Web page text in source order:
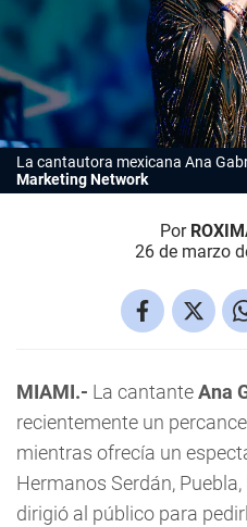
La cantautora mexicana Ana
Marketing Network
Por
26 de marzo
MIAMI.- La cantanteAna
recientemente un
mientras ofrecía un
Hermanos Serdán,
dirigió al público para